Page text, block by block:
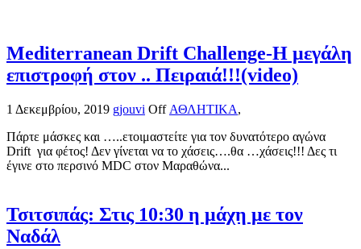
Mediterranean Drift Challenge-Η μεγάλη
επιστροφή στον .. Πειραιά!!!(video)
1 Δεκεμβρίου, 2019 gjouvi Off ΑΘΛΗΤΙΚΑ,
Πάρτε μάσκες και …..ετοιμαστείτε για τον δυνατότερο αγώνα
Drift για φέτος! Δεν γίνεται να το χάσεις….θα …χάσεις!!! Δες τι
έγινε στο περσινό MDC στον Μαραθώνα...
Τσιτσιπάς: Στις 10:30 η μάχη με τον
Ναδάλ